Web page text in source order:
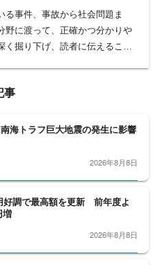
る事件、事故から社会問題ま
野に渡って、正確かつ分かりや
く掘り下げ、読者に伝えること
育、科学、宇宙、災害・防災
都政から首都圏自治体の行政も
題、調査報道については、分野
て取材に取り組んでいます。
事
海トラフ巨大地震の発生に影響
2026年8月8日
好調で最高額を更新 前年度よ
増
2026年8月8日